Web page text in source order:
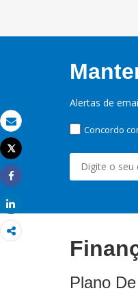
Email
Imprimir
Tweet
Share
Alertas de
Concordo
Plano